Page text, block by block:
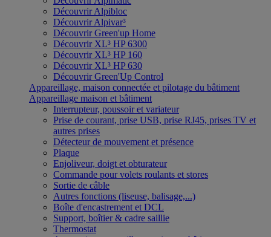
Découvrir Alpibloc
Découvrir Alpivar³
Découvrir Green'up Home
Découvrir XL³ HP 6300
Découvrir XL³ HP 160
Découvrir XL³ HP 630
Découvrir Green'Up Control
Appareillage, maison connectée et pilotage du bâtiment
Appareillage maison et bâtiment
Interrupteur, poussoir et variateur
Prise de courant, prise USB, prise RJ45, prises TV et
autres prises
Détecteur de mouvement et présence
Plaque
Enjoliveur, doigt et obturateur
Commande pour volets roulants et stores
Sortie de câble
Autres fonctions (liseuse, balisage,...)
Boîte d'encastrement et DCL
Support, boîtier & cadre saillie
Thermostat